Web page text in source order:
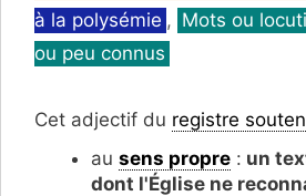
à la polysémie , Mots ou
ou peu connus
Cet adjectif du registre
au sens propre : un
dont l'Église ne